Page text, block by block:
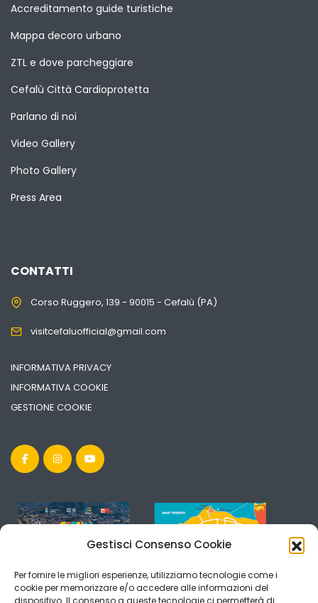
Gestisci Consenso Cookie
Per fornire le migliori esperienze, utilizziamo tecnologie come i
cookie per memorizzare e/o accedere alle informazioni del
dispositivo. Il consenso a queste tecnologie ci permetterà di
Accreditamento guide turistiche
Mappa decoro urbano
ZTL e dove parcheggiare
Cefalù Città Cardioprotetta
Parlano di noi
Video Gallery
Photo Gallery
Press Area
CONTATTI
Corso Ruggero, 139 - 90015 - Cefalù (PA)
visitcefaluofficial@gmail.com
INFORMATIVA PRIVACY
INFORMATIVA COOKIE
GESTIONE COOKIE